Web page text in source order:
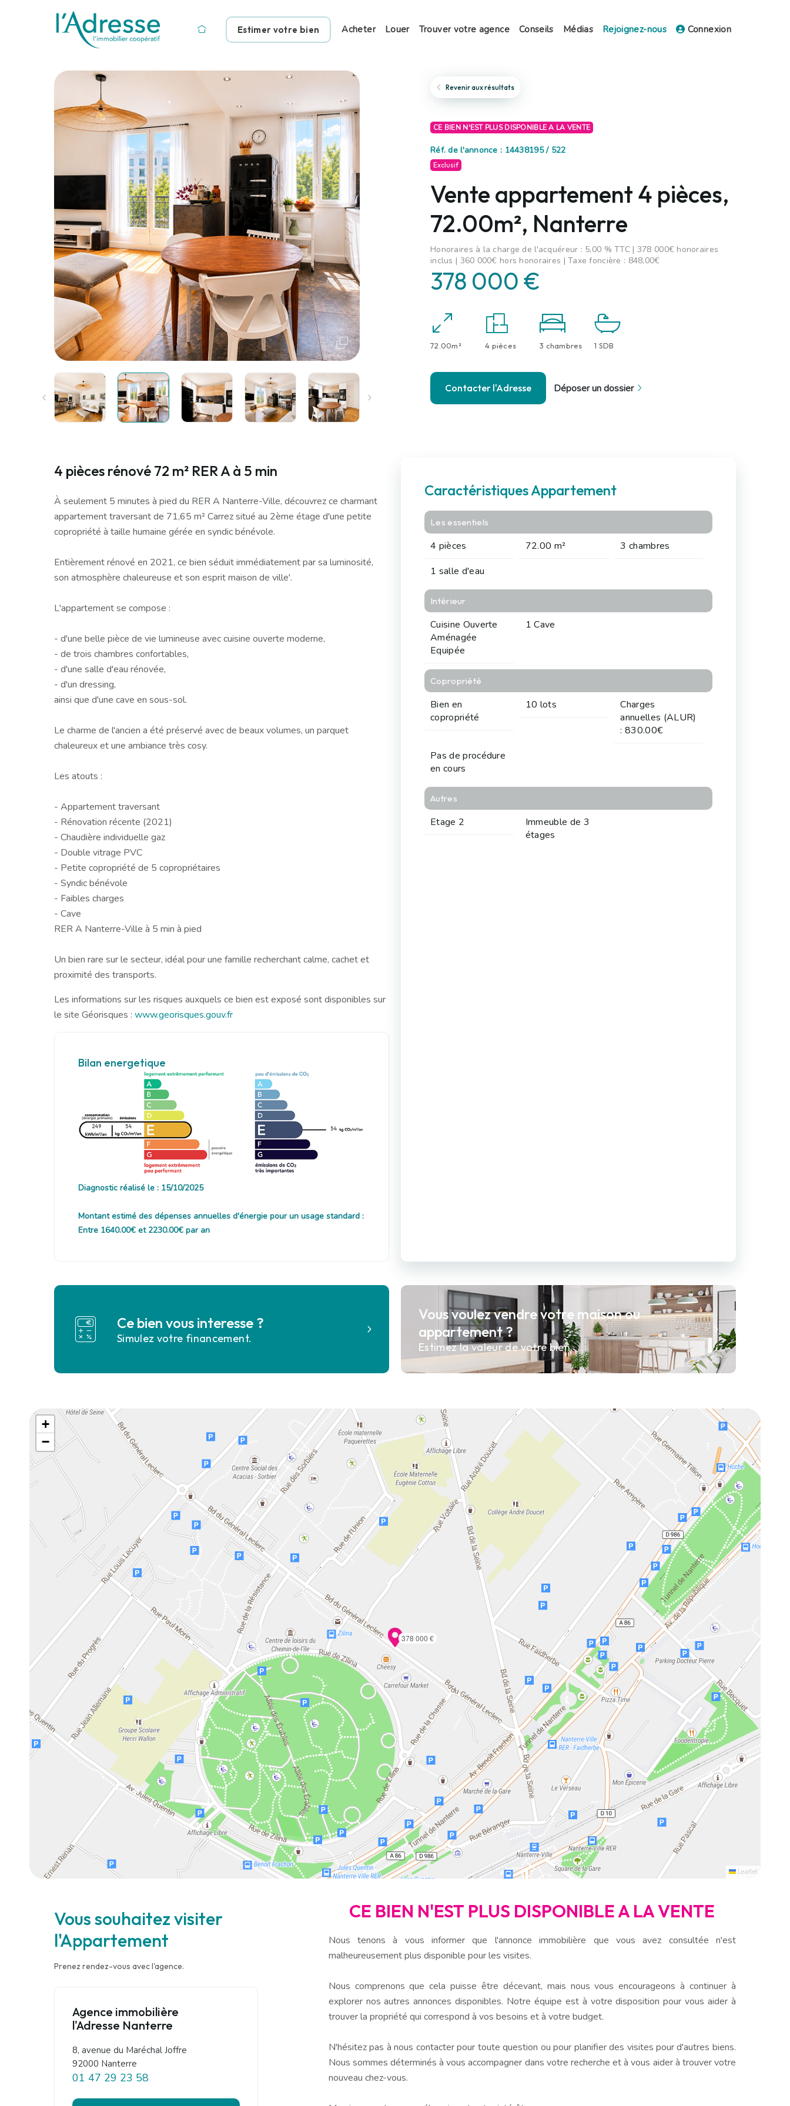
Estimer votre bien Acheter Louer Trouver votre agence Conseils Médias Rejoignez-nous Connexion
Revenir aux résultats
CE BIEN N'EST PLUS DISPONIBLE A LA VENTE
Réf. de l'annonce : 14438195 / 522
Exclusif
Vente appartement 4 pièces,
72.00m², Nanterre
Honoraires à la charge de l'acquéreur : 5,00 % TTC | 378 000€ honoraires
inclus | 360 000€ hors honoraires | Taxe foncière : 848,00€
378 000 €
72.00m² 4 pièces 3 chambres 1 SDB
Contacter l'Adresse Déposer un dossier
4 pièces rénové 72 m² RER A à 5 min
À seulement 5 minutes à pied du RER A Nanterre-Ville, découvrez ce charmant
appartement traversant de 71,65 m² Carrez situé au 2ème étage d'une petite
copropriété à taille humaine gérée en syndic bénévole.
Entièrement rénové en 2021, ce bien séduit immédiatement par sa luminosité,
son atmosphère chaleureuse et son esprit maison de ville'.
L'appartement se compose :
- d'une belle pièce de vie lumineuse avec cuisine ouverte moderne,
- de trois chambres confortables,
- d'une salle d'eau rénovée,
- d'un dressing,
ainsi que d'une cave en sous-sol.
Le charme de l'ancien a été préservé avec de beaux volumes, un parquet
chaleureux et une ambiance très cosy.
Les atouts :
- Appartement traversant
- Rénovation récente (2021)
- Chaudière individuelle gaz
- Double vitrage PVC
- Petite copropriété de 5 copropriétaires
- Syndic bénévole
- Faibles charges
- Cave
RER A Nanterre-Ville à 5 min à pied
Un bien rare sur le secteur, idéal pour une famille recherchant calme, cachet et
proximité des transports.
Les informations sur les risques auxquels ce bien est exposé sont disponibles sur
le site Géorisques : www.georisques.gouv.fr
Bilan energetique
249 54 54
Diagnostic réalisé le : 15/10/2025
Montant estimé des dépenses annuelles d'énergie pour un usage standard :
Entre 1640.00€ et 2230.00€ par an
Caractéristiques Appartement
Les essentiels
4 pièces 72.00 m²
3 chambres
1 salle d'eau
Intérieur
Cuisine Ouverte
Aménagée
Equipée
1 Cave
Copropriété
Bien en
copropriété
10 lots
Charges
annuelles (ALUR)
: 830.00€
Pas de procédure
en cours
Autres
Etage 2
Immeuble de 3
étages
Ce bien vous interesse ?
Simulez votre financement.
Vous voulez vendre votre maison ou
appartement ?
Estimez la valeur de votre bien.
378 000 €
+
−
Leaflet
Vous souhaitez visiter
l'Appartement
Prenez rendez-vous avec l'agence.
Agence immobilière
l'Adresse Nanterre
8, avenue du Maréchal Joffre
92000 Nanterre
01 47 29 23 58
CE BIEN N'EST PLUS DISPONIBLE A LA VENTE
Nous tenons à vous informer que l'annonce immobilière que vous avez consultée n'est
malheureusement plus disponible pour les visites.
Nous comprenons que cela puisse être décevant, mais nous vous encourageons à continuer à
explorer nos autres annonces disponibles. Notre équipe est à votre disposition pour vous aider à
trouver la propriété qui correspond à vos besoins et à votre budget.
N'hésitez pas à nous contacter pour toute question ou pour planifier des visites pour d'autres biens.
Nous sommes déterminés à vous accompagner dans votre recherche et à vous aider à trouver votre
nouveau chez-vous.